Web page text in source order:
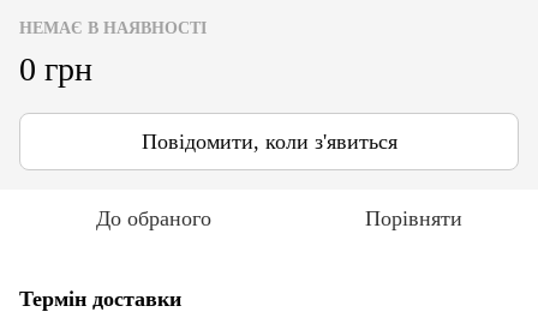
НЕМАЄ В НАЯВНОСТІ
0 грн
Повідомити, коли з'явиться
До обраного Порівняти
Термін доставки